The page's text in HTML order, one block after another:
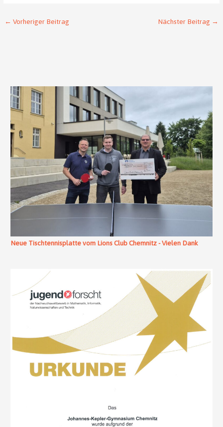
← Vorheriger Beitrag Nächster Beitrag →
Neue Tischtennisplatte vom Lions Club Chemnitz - Vielen Dank